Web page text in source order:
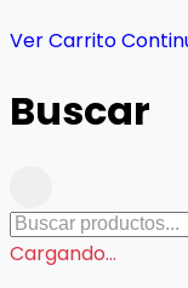
Ver Carrito
Buscar
Cargando...